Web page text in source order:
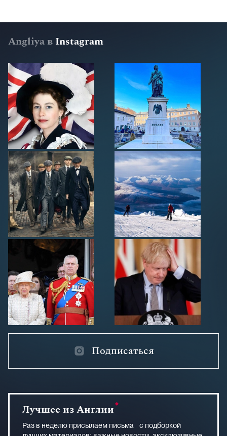
Angliya в Instagram
Подписаться
Лучшее из Англии
Раз в неделю присылаем письма с подборкой